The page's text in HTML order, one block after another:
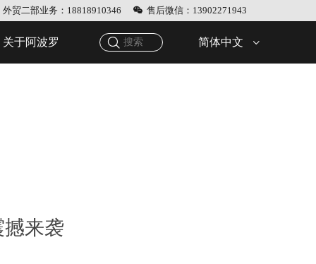
外贸二部业务：18818910346 售后微信：13902271943
关于阿波罗 简体中文
来袭